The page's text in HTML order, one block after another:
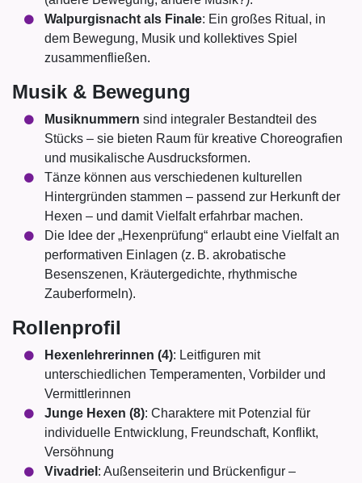
Walpurgisnacht als Finale: Ein großes Ritual, in
dem Bewegung, Musik und kollektives Spiel
zusammenfließen.
Musik & Bewegung
Musiknummern sind integraler Bestandteil des
Stücks – sie bieten Raum für kreative Choreografien
und musikalische Ausdrucksformen.
Tänze können aus verschiedenen kulturellen
Hintergründen stammen – passend zur Herkunft der
Hexen – und damit Vielfalt erfahrbar machen.
Die Idee der „Hexenprüfung“ erlaubt eine Vielfalt an
performativen Einlagen (z. B. akrobatische
Besenszenen, Kräutergedichte, rhythmische
Zauberformeln).
Rollenprofil
Hexenlehrerinnen (4): Leitfiguren mit
unterschiedlichen Temperamenten, Vorbilder und
Vermittlerinnen
Junge Hexen (8): Charaktere mit Potenzial für
individuelle Entwicklung, Freundschaft, Konflikt,
Versöhnung
Vivadriel : Außenseiterin und Brückenfigur –